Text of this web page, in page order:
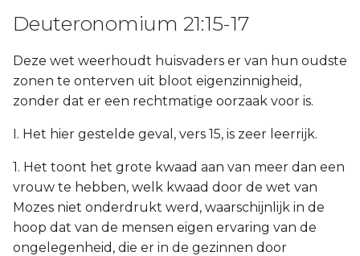
Deuteronomium 21:15-17
Deze wet weerhoudt huisvaders er van hun oudste
zonen te onterven uit bloot eigenzinnigheid,
zonder dat er een rechtmatige oorzaak voor is.
I. Het hier gestelde geval, vers 15, is zeer leerrijk.
1. Het toont het grote kwaad aan van meer dan een
vrouw te hebben, welk kwaad door de wet van
Mozes niet onderdrukt werd, waarschijnlijk in de
hoop dat van de mensen eigen ervaring van de
ongelegenheid, die er in de gezinnen door